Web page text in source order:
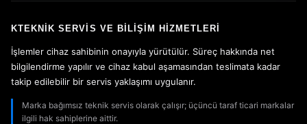
KTEKNIK SERVIS VE BILIŞIM HIZMETLERI
İşlemler cihaz sahibinin onayıyla yürütülür. Süreç hakkında net
bilgilendirme yapılır ve cihaz kabul aşamasından teslimata kadar
takip edilebilir bir servis yaklaşımı uygulanır.
Marka bağımsız teknik servis olarak çalışır; üçüncü taraf ticari markalar
ilgili hak sahiplerine aittir.